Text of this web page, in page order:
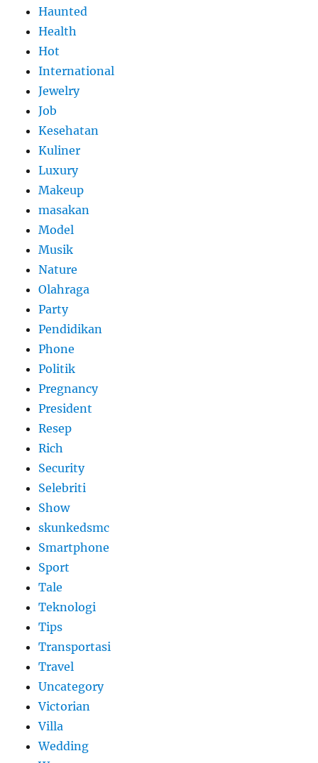
Haunted
Health
Hot
International
Jewelry
Job
Kesehatan
Kuliner
Luxury
Makeup
masakan
Model
Musik
Nature
Olahraga
Party
Pendidikan
Phone
Politik
Pregnancy
President
Resep
Rich
Security
Selebriti
Show
skunkedsmc
Smartphone
Sport
Tale
Teknologi
Tips
Transportasi
Travel
Uncategory
Victorian
Villa
Wedding